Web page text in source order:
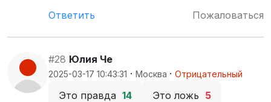
Ответить
Пожаловаться
#28 Юлия Че
2025-03-17 10:43:31 · Москва · Отрицательный
Это правда 14 Это ложь 5